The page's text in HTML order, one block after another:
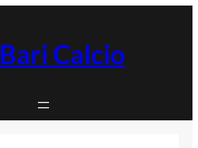
Bari Calcio